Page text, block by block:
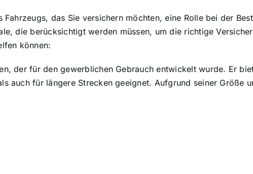
das Sie versichern möchten, eine Rolle bei der
die berücksichtigt werden müssen, um die richtige
können:
der für den gewerblichen Gebrauch entwickelt wurde. Er
auch für längere Strecken geeignet. Aufgrund seiner Größe